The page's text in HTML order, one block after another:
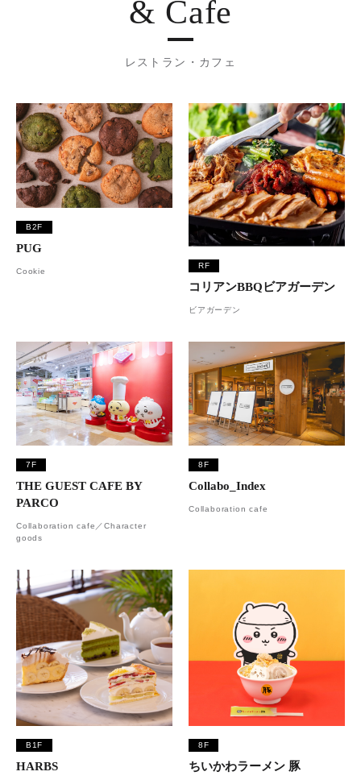
& Cafe
レストラン・カフェ
B2F
PUG
Cookie
RF
コリアンBBQビアガーデン
ビアガーデン
7F
THE GUEST CAFE BY
PARCO
Collaboration cafe／Character
goods
8F
Collabo_Index
Collaboration cafe
B1F
HARBS
8F
ちいかわラーメン 豚